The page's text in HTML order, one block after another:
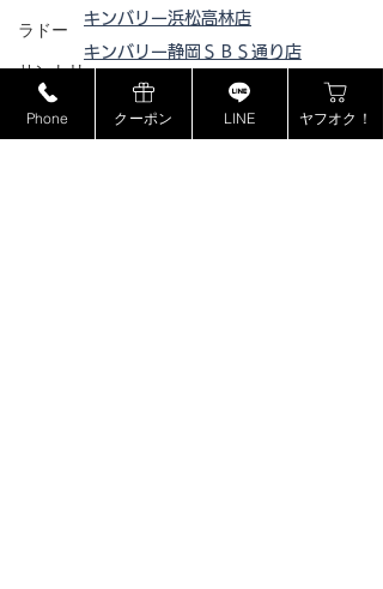
ラドー
サントリー
MCM
キンバリー浜松高林店
キンバリー静岡ＳＢＳ通り店
キンバリー藤枝インター店
ピックアップ浜松西伊場店
Phone クーポン LINE ヤフオク！